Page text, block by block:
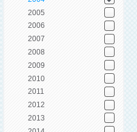
2005
2006
2007
2008
2009
2010
2011
2012
2013